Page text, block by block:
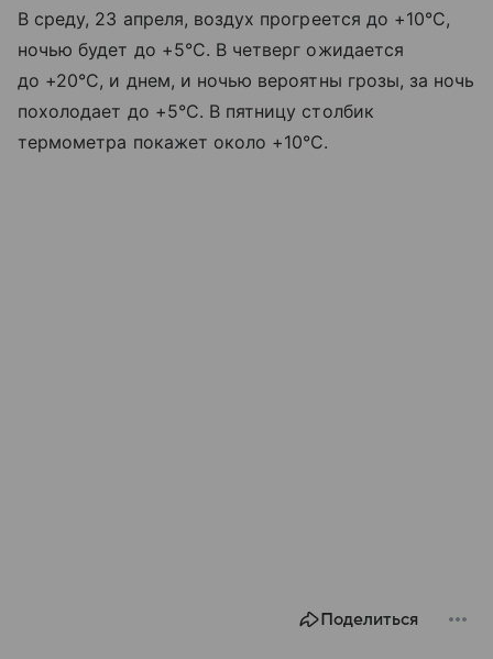
В среду, 23 апреля, воздух прогреется до +10°C,
ночью будет до +5°C. В четверг ожидается
до +20°C, и днем, и ночью вероятны грозы, за ночь
похолодает до +5°C. В пятницу столбик
термометра покажет около +10°C.
Поделиться